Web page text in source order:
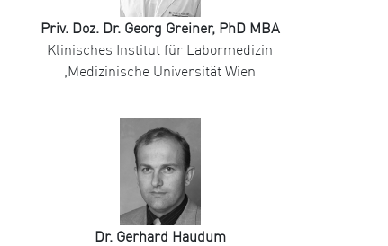
Priv. Doz. Dr. Georg Greiner, PhD MBA
Klinisches Institut für Labormedizin
,Medizinische Universität Wien
Dr. Gerhard Haudum